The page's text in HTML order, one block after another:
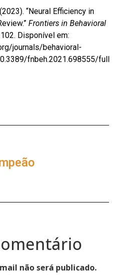
(2023). “Neural Efficiency in
Frontiers in Behavioral
Disponível em:
journals/behavioral-
fnbeh.2021.698555/full
não será publicado.